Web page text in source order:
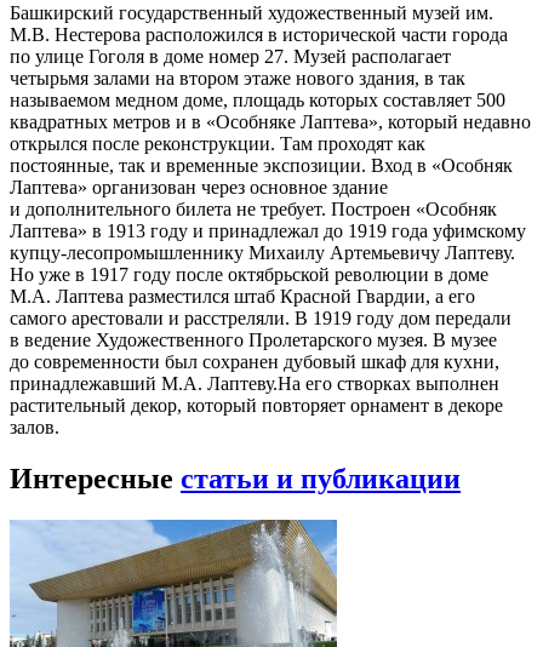
Башкирский государственный художественный музей им.
М.В. Нестерова расположился в исторической части города
по улице Гоголя в доме номер 27. Музей располагает
четырьмя залами на втором этаже нового здания, в так
называемом медном доме, площадь которых составляет 500
квадратных метров и в «Особняке Лаптева», который недавно
открылся после реконструкции. Там проходят как
постоянные, так и временные экспозиции. Вход в «Особняк
Лаптева» организован через основное здание
и дополнительного билета не требует. Построен «Особняк
Лаптева» в 1913 году и принадлежал до 1919 года уфимскому
купцу-лесопромышленнику Михаилу Артемьевичу Лаптеву.
Но уже в 1917 году после октябрьской революции в доме
М.А. Лаптева разместился штаб Красной Гвардии, а его
самого арестовали и расстреляли. В 1919 году дом передали
в ведение Художественного Пролетарского музея. В музее
до современности был сохранен дубовый шкаф для кухни,
принадлежавший М.А. Лаптеву.На его створках выполнен
растительный декор, который повторяет орнамент в декоре
залов.
Интересные статьи и публикации